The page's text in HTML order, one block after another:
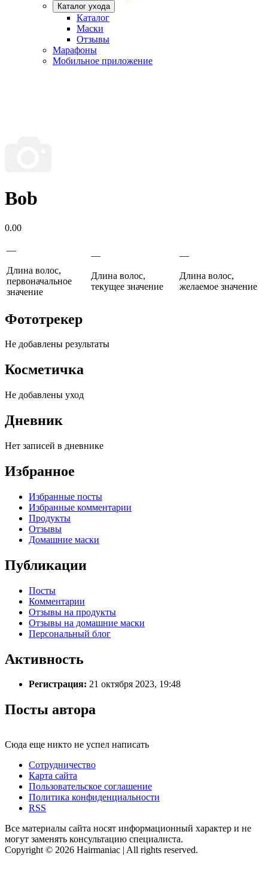
Каталог ухода
Каталог
Маски
Отзывы
Марафоны
Мобильное приложение
Bob
0.00
—
Длина волос,
первоначальное
значение
—
Длина волос,
текущее значение
—
Длина волос,
желаемое значение
Фототрекер
Не добавлены результаты
Косметичка
Не добавлены уход
Дневник
Нет записей в дневнике
Избранное
Избранные посты
Избранные комментарии
Продукты
Отзывы
Домашние маски
Публикации
Посты
Комментарии
Отзывы на продукты
Отзывы на домашние маски
Персональный блог
Активность
Регистрация: 21 октября 2023, 19:48
Посты автора
Сюда еще никто не успел написать
Сотрудничество
Карта сайта
Пользовательское соглашение
Политика конфиденциальности
RSS
Все материалы сайта носят информационный характер и не
могут заменять консультацию специалиста.
Copyright © 2026 Hairmaniac | All rights reserved.